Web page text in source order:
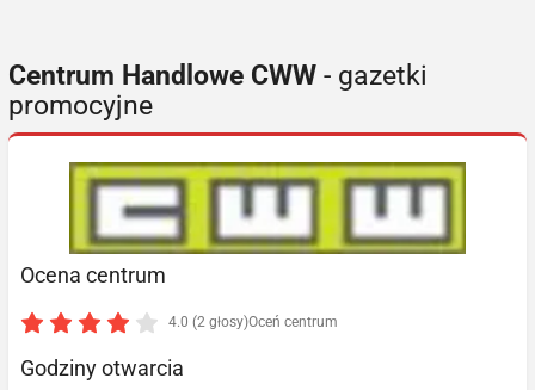
Centrum Handlowe CWW - gazetki
promocyjne
Ocena centrum
4.0 (2 głosy)Oceń centrum
Godziny otwarcia